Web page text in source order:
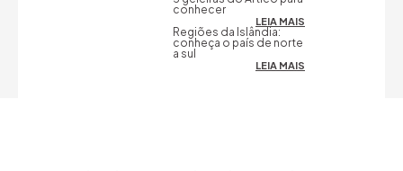
conhecer
LEIA MAIS
Regiões da Islândia:
conheça o país de norte
a sul
LEIA MAIS